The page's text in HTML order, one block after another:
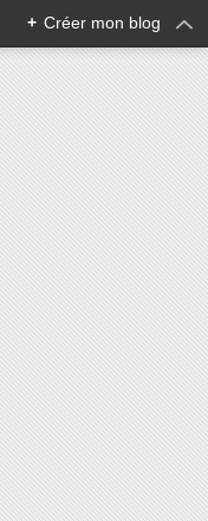
+ Créer mon blog